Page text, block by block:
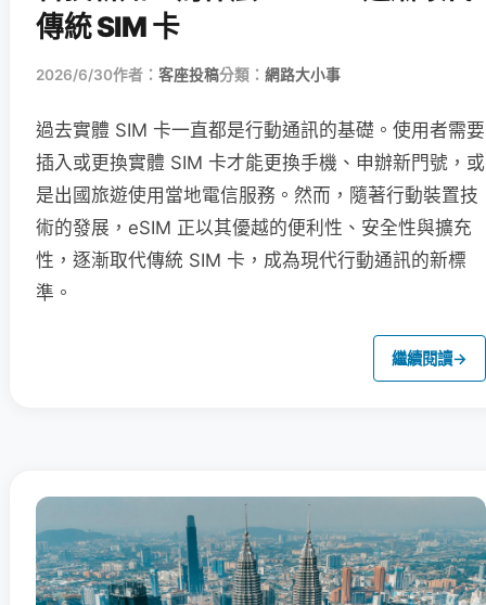
傳統 SIM 卡
2026/6/30作者： 客座投稿分類： 網路大小事
過去實體 SIM 卡一直都是行動通訊的基礎。使用者需要
插入或更換實體 SIM 卡才能更換手機、申辦新門號，或
是出國旅遊使用當地電信服務。然而，隨著行動裝置技
術的發展，eSIM 正以其優越的便利性、安全性與擴充
性，逐漸取代傳統 SIM 卡，成為現代行動通訊的新標
準。
繼續閱讀→